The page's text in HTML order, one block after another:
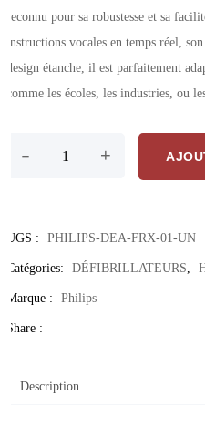
reconnu pour sa robustesse et sa
instructions vocales en temps réel,
design étanche, il est parfaitement
comme les écoles, les industries, ou
- +
UGS : PHILIPS-DEA-FRX-01-UN
Catégories: DÉFIBRILLATEURS
Marque : Philips
Share :
Description